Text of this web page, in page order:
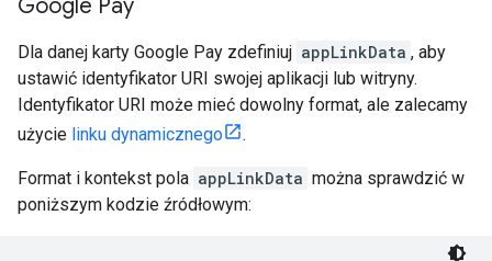
Google Pay
Dla danej karty Google Pay zdefiniuj appLinkData , aby
ustawić identyfikator URI swojej aplikacji lub witryny.
Identyfikator URI może mieć dowolny format, ale zalecamy
użycie linku dynamicznego .
Format i kontekst pola appLinkData można sprawdzić w
poniższym kodzie źródłowym: